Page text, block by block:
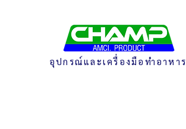
อุปกรณ์และเครื่องมือทำอาหาร